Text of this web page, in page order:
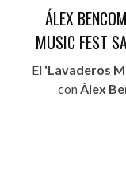
ÁLEX
MUSIC FEST
El 'Lavaderos
conÁlex